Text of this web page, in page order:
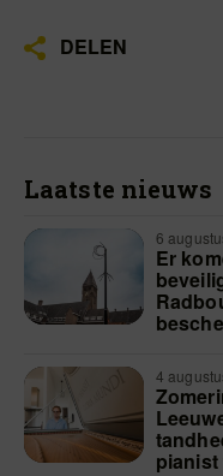
DELEN
Laatste nieuws
6
Er
4